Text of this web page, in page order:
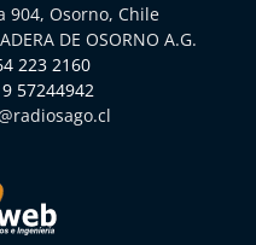
904, Osorno, Chile
DE OSORNO A.G.
223 2160
57244942